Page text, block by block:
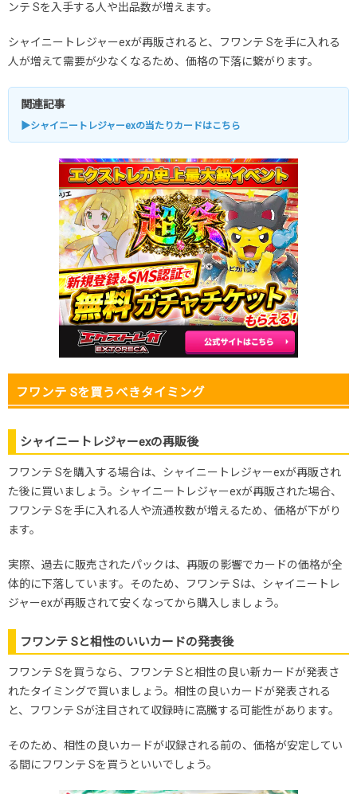
ンテ Sを入手する人や出品数が増えます。
シャイニートレジャーexが再販されると、フワンテ Sを手に入れる
人が増えて需要が少なくなるため、価格の下落に繋がります。
関連記事
▶シャイニートレジャーexの当たりカードはこちら
フワンテ Sを買うべきタイミング
シャイニートレジャーexの再販後
フワンテ Sを購入する場合は、シャイニートレジャーexが再販され
た後に買いましょう。シャイニートレジャーexが再販された場合、
フワンテ Sを手に入れる人や流通枚数が増えるため、価格が下がり
ます。
実際、過去に販売されたパックは、再販の影響でカードの価格が全
体的に下落しています。そのため、フワンテ Sは、シャイニートレ
ジャーexが再販されて安くなってから購入しましょう。
フワンテ Sと相性のいいカードの発表後
フワンテ Sを買うなら、フワンテ Sと相性の良い新カードが発表さ
れたタイミングで買いましょう。相性の良いカードが発表される
と、フワンテ Sが注目されて収録時に高騰する可能性があります。
そのため、相性の良いカードが収録される前の、価格が安定してい
る間にフワンテ Sを買うといいでしょう。